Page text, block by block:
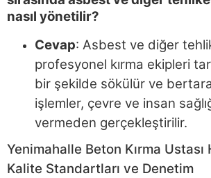
nasıl yönetilir?
Cevap: Asbest ve diğer
profesyonel kırma ekipleri
bir şekilde sökülür ve
işlemler, çevre ve insan
vermeden gerçekleştirilir.
Yenimahalle Beton Kırma
Kalite Standartları ve Denetim